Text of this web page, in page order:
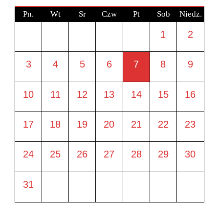
Pn. Wt Sr Czw Pt Sob Niedz.
1 2
3 4 5 6 7 8 9
10 11 12 13 14 15 16
17 18 19 20 21 22 23
24 25 26 27 28 29 30
31